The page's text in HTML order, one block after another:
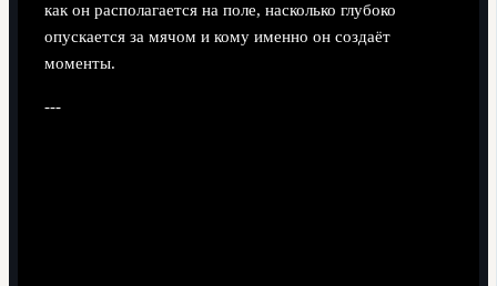
как он располагается на поле, насколько глубоко
опускается за мячом и кому именно он создаёт
моменты.
---